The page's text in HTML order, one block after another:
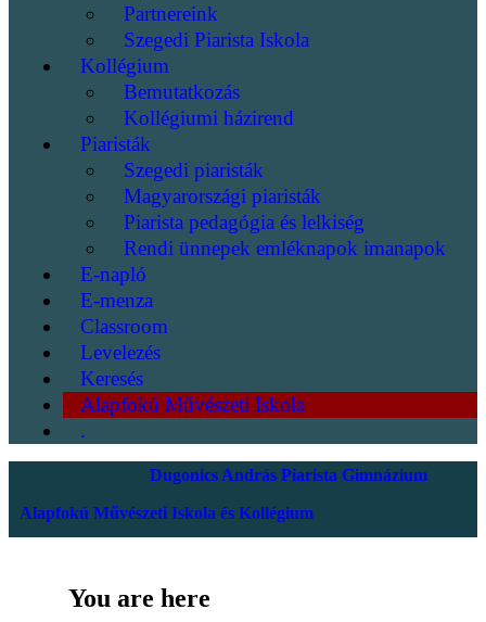
Partnereink
Szegedi Piarista Iskola
Kollégium
Bemutatkozás
Kollégiumi házirend
Piaristák
Szegedi piaristák
Magyarországi piaristák
Piarista pedagógia és lelkiség
Rendi ünnepek emléknapok imanapok
E-napló
E-menza
Classroom
Levelezés
Keresés
Alapfokú Művészeti Iskola
.
Dugonics András Piarista Gimnázium
Alapfokú Művészeti Iskola és Kollégium
You are here